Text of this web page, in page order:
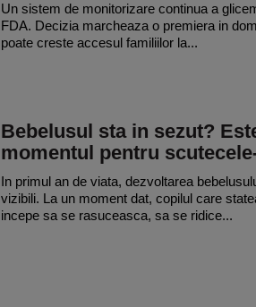
Un sistem de monitorizare continua a
FDA. Decizia marcheaza o premiera in
poate creste accesul familiilor la...
Bebelusul sta in sezut?
momentul pentru
In primul an de viata, dezvoltarea
vizibili. La un moment dat, copilul care
incepe sa se rasuceasca, sa se ridice...